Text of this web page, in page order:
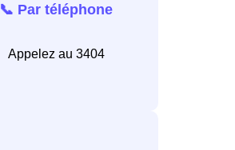
📞 Par téléphone
Appelez au 3404